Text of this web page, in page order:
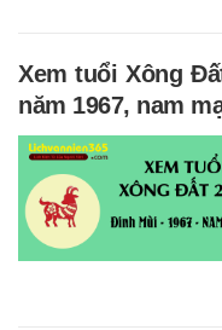
Xem tuổi Xông
năm 1967, nam